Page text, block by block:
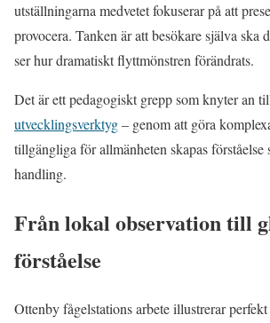
utställningarna medvetet fokuserar på att
provocera. Tanken är att besökare själva ska
ser hur dramatiskt flyttmönstren förändrats.
Det är ett pedagogiskt grepp som knyter an
utvecklingsverktyg– genom att göra
tillgängliga för allmänheten skapas
handling.
Från lokal observation till
förståelse
Ottenby fågelstations arbete illustrerar